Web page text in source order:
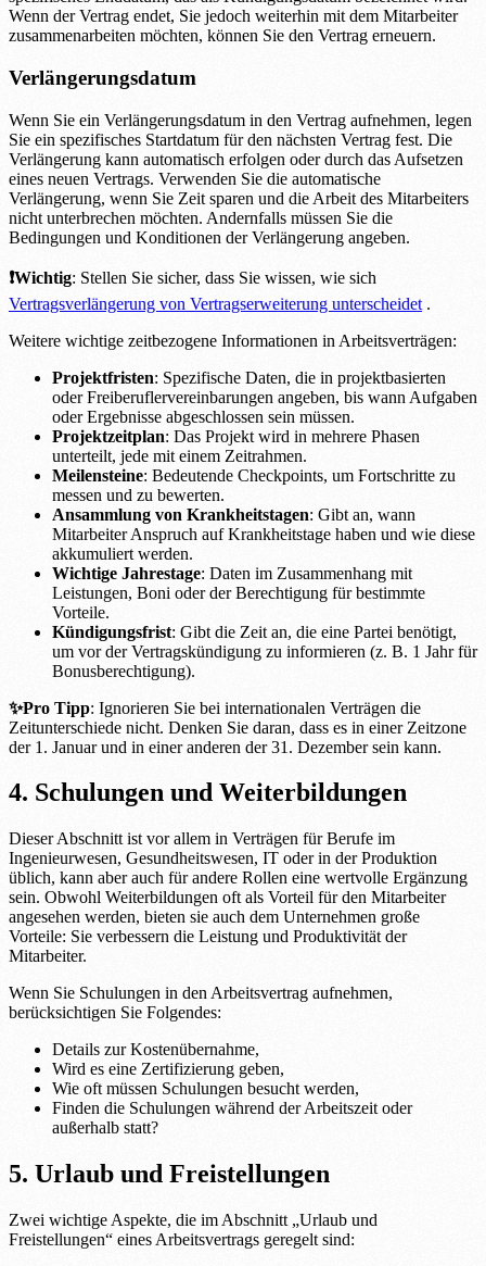
Wenn der Vertrag endet, Sie jedoch weiterhin mit dem Mitarbeiter
zusammenarbeiten möchten, können Sie den Vertrag erneuern.
Verlängerungsdatum
Wenn Sie ein Verlängerungsdatum in den Vertrag aufnehmen, legen
Sie ein spezifisches Startdatum für den nächsten Vertrag fest. Die
Verlängerung kann automatisch erfolgen oder durch das Aufsetzen
eines neuen Vertrags. Verwenden Sie die automatische
Verlängerung, wenn Sie Zeit sparen und die Arbeit des Mitarbeiters
nicht unterbrechen möchten. Andernfalls müssen Sie die
Bedingungen und Konditionen der Verlängerung angeben.
❗Wichtig: Stellen Sie sicher, dass Sie wissen, wie sich
Vertragsverlängerung von Vertragserweiterung unterscheidet .
Weitere wichtige zeitbezogene Informationen in Arbeitsverträgen:
Projektfristen: Spezifische Daten, die in projektbasierten
oder Freiberuflervereinbarungen angeben, bis wann Aufgaben
oder Ergebnisse abgeschlossen sein müssen.
Projektzeitplan: Das Projekt wird in mehrere Phasen
unterteilt, jede mit einem Zeitrahmen.
Meilensteine: Bedeutende Checkpoints, um Fortschritte zu
messen und zu bewerten.
Ansammlung von Krankheitstagen: Gibt an, wann
Mitarbeiter Anspruch auf Krankheitstage haben und wie diese
akkumuliert werden.
Wichtige Jahrestage: Daten im Zusammenhang mit
Leistungen, Boni oder der Berechtigung für bestimmte
Vorteile.
Kündigungsfrist: Gibt die Zeit an, die eine Partei benötigt,
um vor der Vertragskündigung zu informieren (z. B. 1 Jahr für
Bonusberechtigung).
✨Pro Tipp: Ignorieren Sie bei internationalen Verträgen die
Zeitunterschiede nicht. Denken Sie daran, dass es in einer Zeitzone
der 1. Januar und in einer anderen der 31. Dezember sein kann.
4. Schulungen und Weiterbildungen
Dieser Abschnitt ist vor allem in Verträgen für Berufe im
Ingenieurwesen, Gesundheitswesen, IT oder in der Produktion
üblich, kann aber auch für andere Rollen eine wertvolle Ergänzung
sein. Obwohl Weiterbildungen oft als Vorteil für den Mitarbeiter
angesehen werden, bieten sie auch dem Unternehmen große
Vorteile: Sie verbessern die Leistung und Produktivität der
Mitarbeiter.
Wenn Sie Schulungen in den Arbeitsvertrag aufnehmen,
berücksichtigen Sie Folgendes:
Details zur Kostenübernahme,
Wird es eine Zertifizierung geben,
Wie oft müssen Schulungen besucht werden,
Finden die Schulungen während der Arbeitszeit oder
außerhalb statt?
5. Urlaub und Freistellungen
Zwei wichtige Aspekte, die im Abschnitt „Urlaub und
Freistellungen“ eines Arbeitsvertrags geregelt sind: